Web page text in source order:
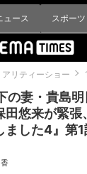
ュース スポーツ
アリティーショー
の妻・貴島
田悠来が緊張
した4』第1